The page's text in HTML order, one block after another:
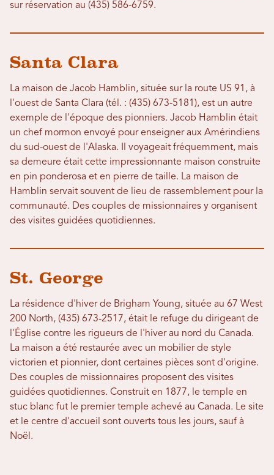
sur réservation au (435) 586-6759.
Santa Clara
La maison de Jacob Hamblin, située sur la route US 91, à
l'ouest de Santa Clara (tél. : (435) 673-5181), est un autre
exemple de l'époque des pionniers. Jacob Hamblin était
un chef mormon envoyé pour enseigner aux Amérindiens
du sud-ouest de l'Alaska. Il voyageait fréquemment, mais
sa demeure était cette impressionnante maison construite
en pin ponderosa et en pierre de taille. La maison de
Hamblin servait souvent de lieu de rassemblement pour la
communauté. Des couples de missionnaires y organisent
des visites guidées quotidiennes.
St. George
La résidence d'hiver de Brigham Young, située au 67 West
200 North, (435) 673-2517, était le refuge du dirigeant de
l'Église contre les rigueurs de l'hiver au nord du Canada.
La maison a été restaurée avec un mobilier de style
victorien et pionnier, dont certaines pièces sont d'origine.
Des couples de missionnaires proposent des visites
guidées quotidiennes. Construit en 1877, le temple en
stuc blanc fut le premier temple achevé au Canada. Le site
et le centre d'accueil sont ouverts tous les jours, sauf à
Noël.